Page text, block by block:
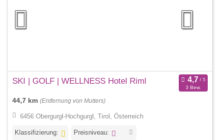
SKI | GOLF | WELLNESS Hotel Riml
3 Bew.
44,7 km (Entfernung von Mutters)
6456 Obergurgl-Hochgurgl, Tirol, Österreich
Klassifizierung: Preisniveau: